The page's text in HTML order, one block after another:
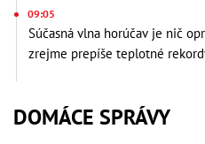
09:05
Súčasná vlna horúčav je nič
zrejme prepíše teplotné
DOMÁCE SPRÁVY